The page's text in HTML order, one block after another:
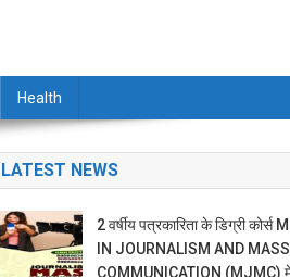
Health
LATEST NEWS
2 वर्षीय पत्रकारिता के डिग्री कोर्स
IN JOURNALISM AND MASS
COMMUNICATION (MJMC)